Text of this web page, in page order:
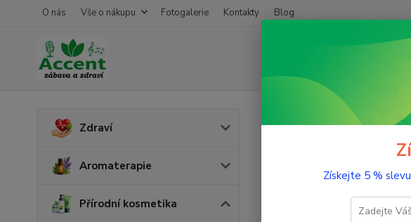
O nás Vše o nákupu Fotogalerie Kontakty Blog
Zdraví
Aromaterapie
Přírodní kosmetika
Přírodní kosmetika
Obličejový
Získejte 5 %